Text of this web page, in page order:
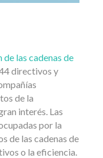
las cadenas de
directivos y
de la
interés. Las
por la
de las cadenas de
o la eficiencia.